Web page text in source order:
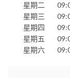
星期二
星期三
星期四
星期五
星期六